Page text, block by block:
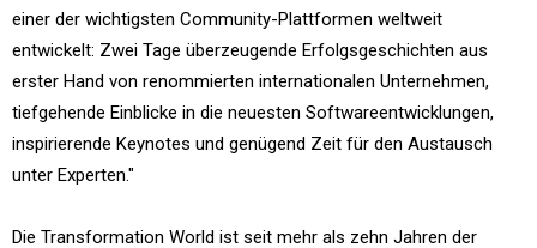
einer der wichtigsten Community-Plattformen weltweit
entwickelt: Zwei Tage überzeugende Erfolgsgeschichten aus
erster Hand von renommierten internationalen Unternehmen,
tiefgehende Einblicke in die neuesten Softwareentwicklungen,
inspirierende Keynotes und genügend Zeit für den Austausch
unter Experten."
Die Transformation World ist seit mehr als zehn Jahren der